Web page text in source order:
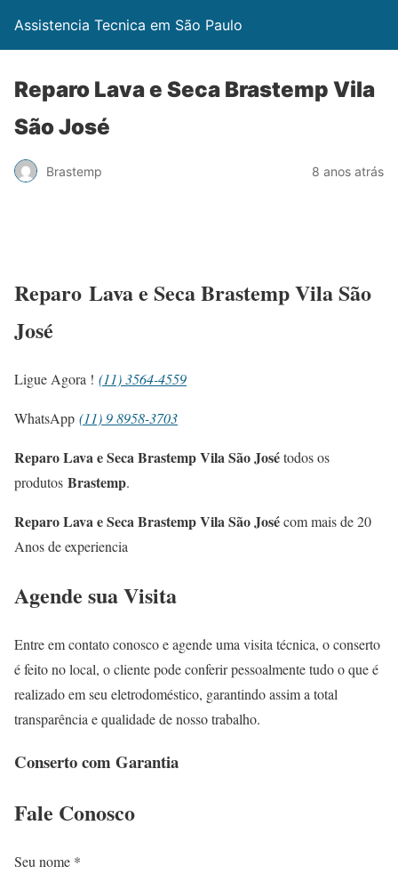
Assistencia Tecnica em São Paulo
Reparo Lava e Seca Brastemp Vila
São José
Brastemp 8 anos atrás
Reparo Lava e Seca Brastemp Vila São
José
Ligue Agora ! (11) 3564-4559
WhatsApp (11) 9 8958-3703
Reparo Lava e Seca Brastemp Vila São Josétodos os
produtos Brastemp.
Reparo Lava e Seca Brastemp Vila São Josécom mais de 20
Anos de experiencia
Agende sua Visita
Entre em contato conosco e agende uma visita técnica, o conserto
é feito no local, o cliente pode conferir pessoalmente tudo o que é
realizado em seu eletrodoméstico, garantindo assim a total
transparência e qualidade de nosso trabalho.
Conserto com Garantia
Fale Conosco
Seu nome *